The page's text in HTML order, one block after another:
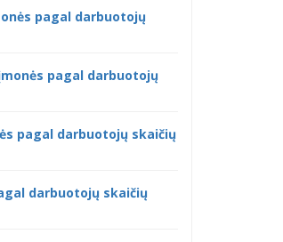
pagal darbuotojų
pagal darbuotojų
pagal darbuotojų skaičių
darbuotojų skaičių